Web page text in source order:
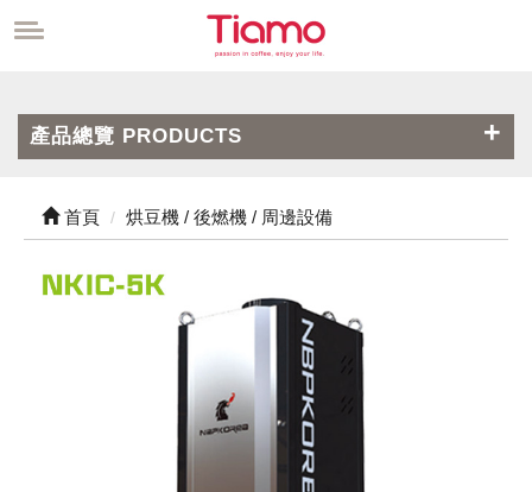
產品總覽 PRODUCTS
首頁 烘豆機 / 後燃機 / 周邊設備